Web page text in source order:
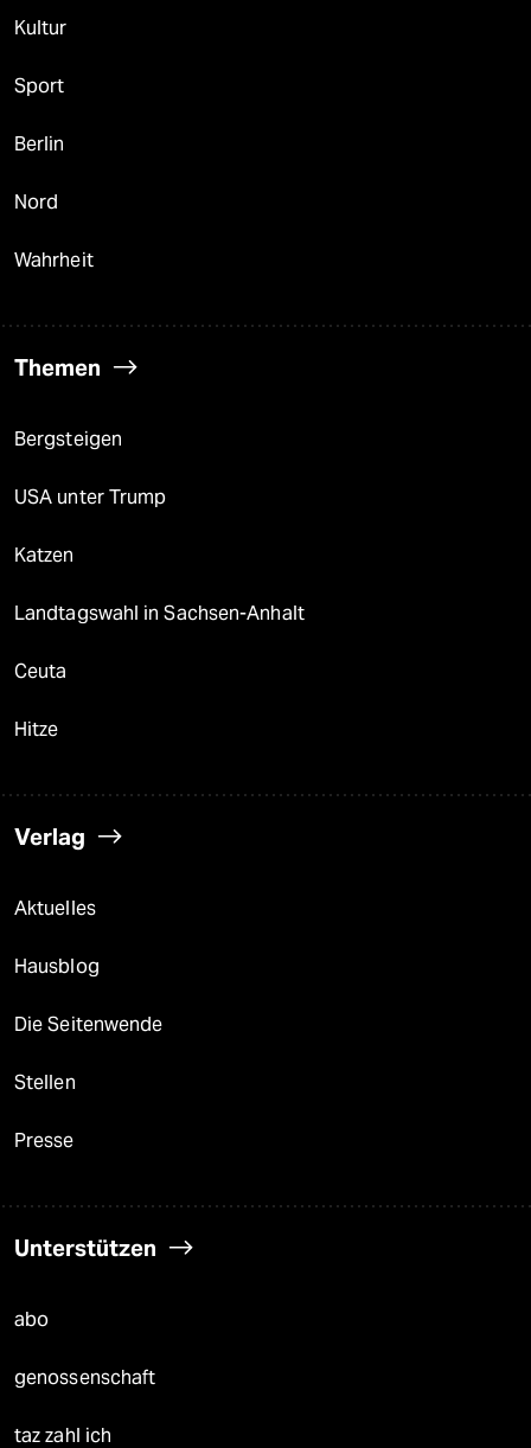
Kultur
Sport
Berlin
Nord
Wahrheit
Themen
Bergsteigen
USA unter Trump
Katzen
Landtagswahl in Sachsen-Anhalt
Ceuta
Hitze
Verlag
Aktuelles
Hausblog
Die Seitenwende
Stellen
Presse
Unterstützen
abo
genossenschaft
taz zahl ich